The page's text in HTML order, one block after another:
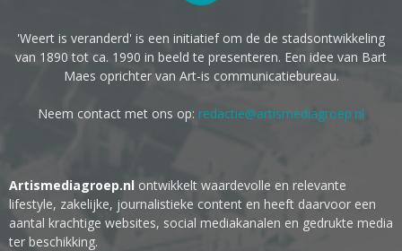
'Weert is veranderd' is een initiatief om de de stadsontwikkeling
van 1890 tot ca. 1990 in beeld te presenteren. Een idee van Bart
Maes oprichter van Art-is communicatiebureau.
Neem contact met ons op: redactie@artismediagroep.nl
Artismediagroep.nl ontwikkelt waardevolle en relevante
lifestyle, zakelijke, journalistieke content en heeft daarvoor een
aantal krachtige websites, social mediakanalen en gedrukte media
ter beschikking.